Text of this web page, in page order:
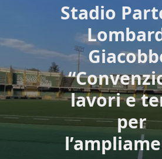
Stadio
lavori e
per